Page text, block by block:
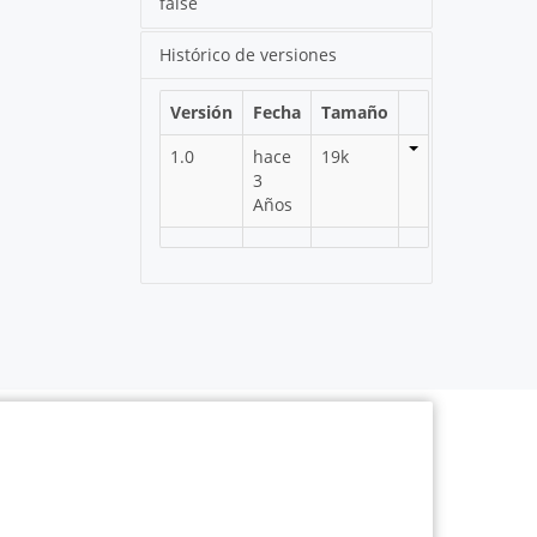
Histórico de versiones
Versión Fecha
Tamaño
1.0
hace
3
Años
19k